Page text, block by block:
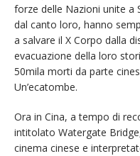
forze delle Nazioni unite a
dal canto loro, hanno
a salvare il X Corpo dalla
evacuazione della loro
50mila morti da parte
Un’ecatombe.
Ora in Cina, a tempo di
intitolato Watergate
cinema cinese e